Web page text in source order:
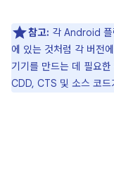
참고: 각 Android 플
에 있는 것처럼 각 버전
기기를 만드는 데 필요
CDD, CTS 및 소스 코드